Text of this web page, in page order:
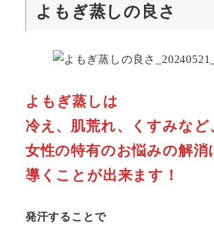
よもぎ蒸しの良さ
よもぎ蒸しは
冷え、肌荒れ、くすみなど
女性の特有のお悩みの解消
導くことが出来ます！
発汗することで